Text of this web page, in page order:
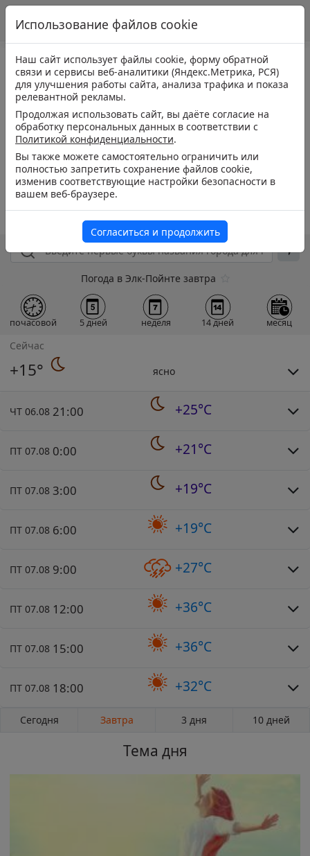
Погода в Элк-Пойнте завтра
почасовой 5 дней неделя 14 дней месяц
Сейчас
+15° ясно
ЧТ 06.08 21:00 +25°C
ПТ 07.08 0:00 +21°C
ПТ 07.08 3:00 +19°C
ПТ 07.08 6:00 +19°C
ПТ 07.08 9:00 +27°C
ПТ 07.08 12:00 +36°C
ПТ 07.08 15:00 +36°C
ПТ 07.08 18:00 +32°C
Сегодня Завтра 3 дня 10 дней
Тема дня
Использование файлов cookie
Наш сайт использует файлы cookie, форму обратной
связи и сервисы веб-аналитики (Яндекс.Метрика, РСЯ)
для улучшения работы сайта, анализа трафика и показа
релевантной рекламы.
Продолжая использовать сайт, вы даёте согласие на
обработку персональных данных в соответствии с
Политикой конфиденциальности.
Вы также можете самостоятельно ограничить или
полностью запретить сохранение файлов cookie,
изменив соответствующие настройки безопасности в
вашем веб-браузере.
Согласиться и продолжить